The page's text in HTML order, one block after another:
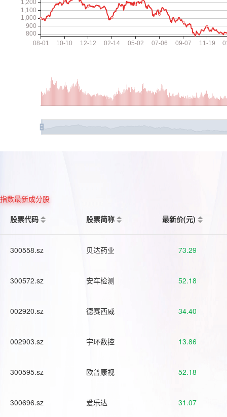
指数最新成分股
股票代码
股票简称 最新价(元)
300558.sz 贝达药业 73.29
300572.sz 安车检测 52.18
002920.sz 德赛西威 34.40
002903.sz 宇环数控 13.86
300595.sz 欧普康视 52.18
300696.sz 爱乐达 31.07